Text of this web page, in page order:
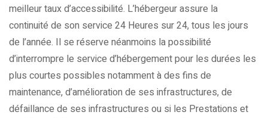
meilleur taux d’accessibilité. L’hébergeur assure la
continuité de son service 24 Heures sur 24, tous les jours
de l’année. Il se réserve néanmoins la possibilité
d’interrompre le service d’hébergement pour les durées les
plus courtes possibles notamment à des fins de
maintenance, d’amélioration de ses infrastructures, de
défaillance de ses infrastructures ou si les Prestations et